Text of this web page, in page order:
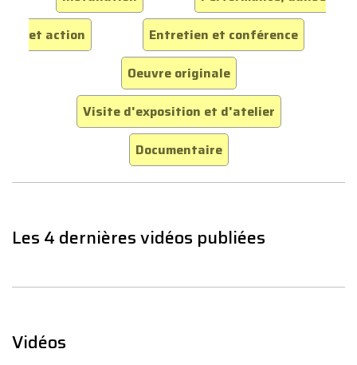
et action
Entretien et conférence
Oeuvre originale
Visite d'exposition et d'atelier
Documentaire
Les 4 dernières vidéos publiées
Vidéos